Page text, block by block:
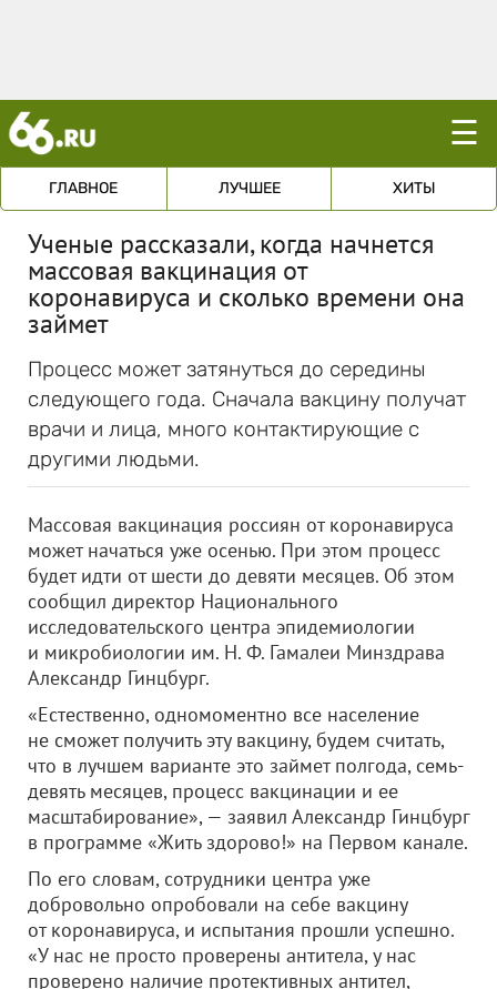
☰
ГЛАВНОЕ ЛУЧШЕЕ ХИТЫ
Ученые рассказали, когда начнется
массовая вакцинация от
коронавируса и сколько времени она
займет
Процесс может затянуться до середины
следующего года. Сначала вакцину получат
врачи и лица, много контактирующие с
другими людьми.
Массовая вакцинация россиян от коронавируса
может начаться уже осенью. При этом процесс
будет идти от шести до девяти месяцев. Об этом
сообщил директор Национального
исследовательского центра эпидемиологии
и микробиологии им. Н. Ф. Гамалеи Минздрава
Александр Гинцбург.
«Естественно, одномоментно все население
не сможет получить эту вакцину, будем считать,
что в лучшем варианте это займет полгода, семь-
девять месяцев, процесс вакцинации и ее
масштабирование», — заявил Александр Гинцбург
в программе «Жить здорово!» на Первом канале.
По его словам, сотрудники центра уже
добровольно опробовали на себе вакцину
от коронавируса, и испытания прошли успешно.
«У нас не просто проверены антитела, у нас
проверено наличие протективных антител,